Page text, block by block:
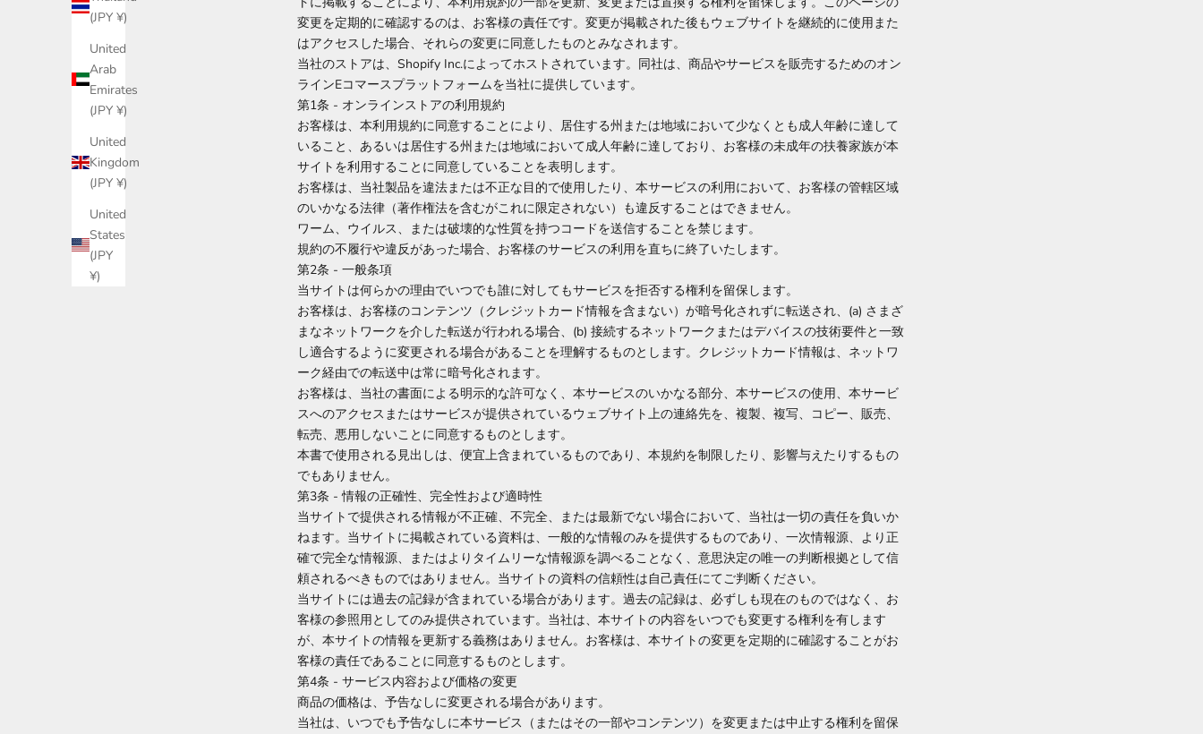
(JPY ¥)
United
Arab
Emirates
(JPY ¥)
United
Kingdom
(JPY ¥)
United
States
(JPY
¥)
変更を定期的に確認するのは、お客様の責任です。変更が掲載された後もウェブサイトを継続的に使用また
はアクセスした場合、それらの変更に同意したものとみなされます。
当社のストアは、Shopify Inc.によってホストされています。同社は、商品やサービスを販売するためのオン
ラインEコマースプラットフォームを当社に提供しています。
第1条 - オンラインストアの利用規約
お客様は、本利用規約に同意することにより、居住する州または地域において少なくとも成人年齢に達して
いること、あるいは居住する州または地域において成人年齢に達しており、お客様の未成年の扶養家族が本
サイトを利用することに同意していることを表明します。
お客様は、当社製品を違法または不正な目的で使用したり、本サービスの利用において、お客様の管轄区域
のいかなる法律（著作権法を含むがこれに限定されない）も違反することはできません。
ワーム、ウイルス、または破壊的な性質を持つコードを送信することを禁じます。
規約の不履行や違反があった場合、お客様のサービスの利用を直ちに終了いたします。
第2条 - 一般条項
当サイトは何らかの理由でいつでも誰に対してもサービスを拒否する権利を留保します。
お客様は、お客様のコンテンツ（クレジットカード情報を含まない）が暗号化されずに転送され、(a) さまざ
まなネットワークを介した転送が行われる場合、(b) 接続するネットワークまたはデバイスの技術要件と一致
し適合するように変更される場合があることを理解するものとします。クレジットカード情報は、ネットワ
ーク経由での転送中は常に暗号化されます。
お客様は、当社の書面による明示的な許可なく、本サービスのいかなる部分、本サービスの使用、本サービ
スへのアクセスまたはサービスが提供されているウェブサイト上の連絡先を、複製、複写、コピー、販売、
転売、悪用しないことに同意するものとします。
本書で使用される見出しは、便宜上含まれているものであり、本規約を制限したり、影響与えたりするもの
でもありません。
第3条 - 情報の正確性、完全性および適時性
当サイトで提供される情報が不正確、不完全、または最新でない場合において、当社は一切の責任を負いか
ねます。当サイトに掲載されている資料は、一般的な情報のみを提供するものであり、一次情報源、より正
確で完全な情報源、またはよりタイムリーな情報源を調べることなく、意思決定の唯一の判断根拠として信
頼されるべきものではありません。当サイトの資料の信頼性は自己責任にてご判断ください。
当サイトには過去の記録が含まれている場合があります。過去の記録は、必ずしも現在のものではなく、お
客様の参照用としてのみ提供されています。当社は、本サイトの内容をいつでも変更する権利を有します
が、本サイトの情報を更新する義務はありません。お客様は、本サイトの変更を定期的に確認することがお
客様の責任であることに同意するものとします。
第4条 - サービス内容および価格の変更
商品の価格は、予告なしに変更される場合があります。
当社は、いつでも予告なしに本サービス（またはその一部やコンテンツ）を変更または中止する権利を留保